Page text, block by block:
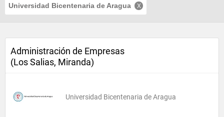
Universidad Bicentenaria de Aragua
Administración de Empresas
(Los Salias, Miranda)
Universidad Bicentenaria de Aragua